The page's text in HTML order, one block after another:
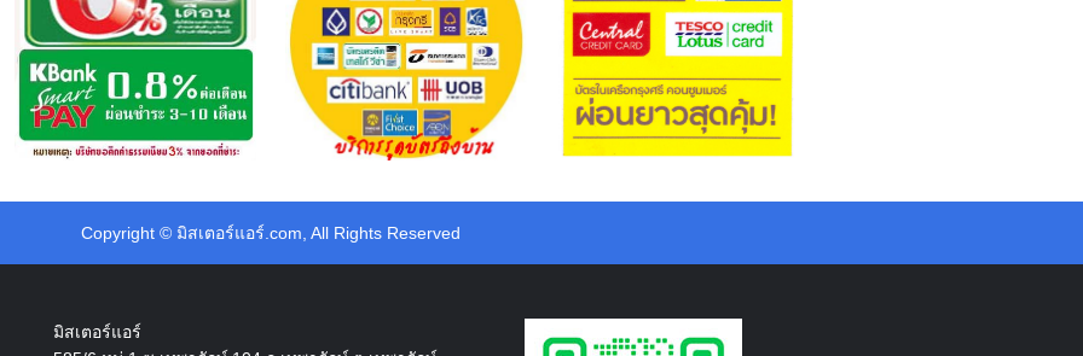
Copyright © มิสเตอร์แอร์.com , All Rights Reserved
มิสเตอร์แอร์